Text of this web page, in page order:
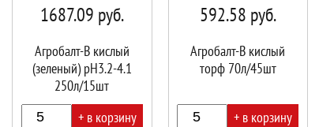
1687.09 руб.
Агробалт-B кислый
(зеленый) pH3.2-4.1
250л/15шт
+ в корзину
592.58 руб.
Агробалт-B кислый
торф 70л/45шт
+ в корзину